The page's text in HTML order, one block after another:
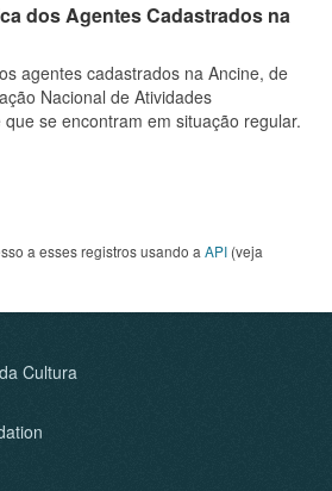
dos Agentes Cadastrados na
agentes cadastrados na Ancine, de
Nacional de Atividades
se encontram em situação regular.
a esses registros usando a API (veja
Cultura